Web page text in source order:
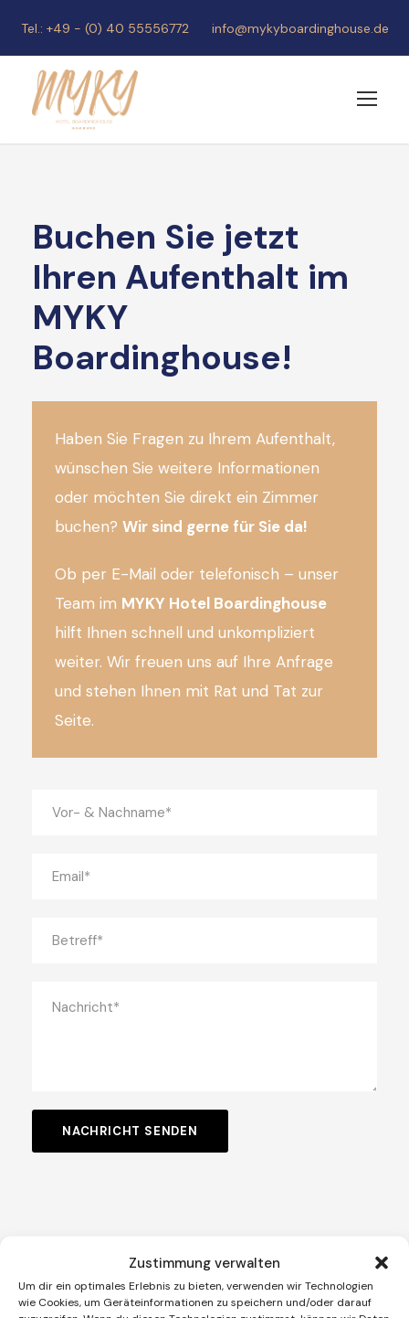
Zustimmung verwalten
Um dir ein optimales Erlebnis zu bieten, verwenden wir Technologien
wie Cookies, um Geräteinformationen zu speichern und/oder darauf
Tel.: +49 - (0) 40 55556772 info@mykyboardinghouse.de
Buchen Sie jetzt
Ihren Aufenthalt im
MYKY
Boardinghouse!
Haben Sie Fragen zu Ihrem Aufenthalt,
wünschen Sie weitere Informationen
oder möchten Sie direkt ein Zimmer
buchen? Wir sind gerne für Sie da!
Ob per E-Mail oder telefonisch – unser
Team im MYKY Hotel Boardinghouse
hilft Ihnen schnell und unkompliziert
weiter. Wir freuen uns auf Ihre Anfrage
und stehen Ihnen mit Rat und Tat zur
Seite.
Hotel Harburg
MYKY Boardinghouse